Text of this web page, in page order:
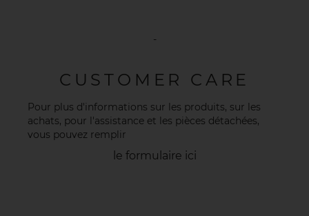
-
CUSTOMER CARE
Pour plus d'informations sur les produits, sur les
achats, pour l'assistance et les pièces détachées,
vous pouvez remplir
le formulaire ici